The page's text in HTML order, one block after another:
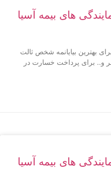
های بیمه آسیا
بهترین بیایانمه شخص ثالت
و.. برای پرداخت خسارت در
های بیمه آسیا